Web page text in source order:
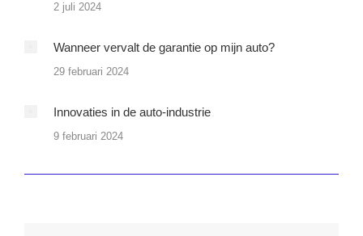
2 juli 2024
Wanneer vervalt de garantie op mijn auto?
29 februari 2024
Innovaties in de auto-industrie
9 februari 2024